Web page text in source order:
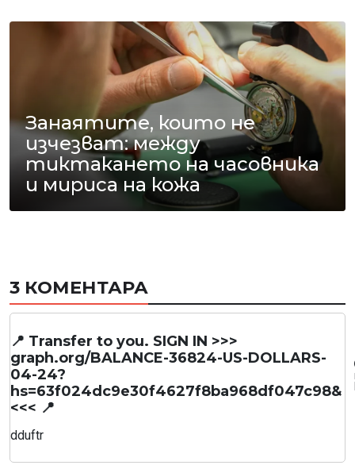
Занаятите, които не
изчезват: между
тиктакането на часовника
и мириса на кожа
3 КОМЕНТАРА
📍 Transfer to you. SIGN IN >>>
graph.org/BALANCE-36824-US-DOLLARS-
04-24?
hs=63f024dc9e30f4627f8ba968df047c98&
<<< 📍
dduftr